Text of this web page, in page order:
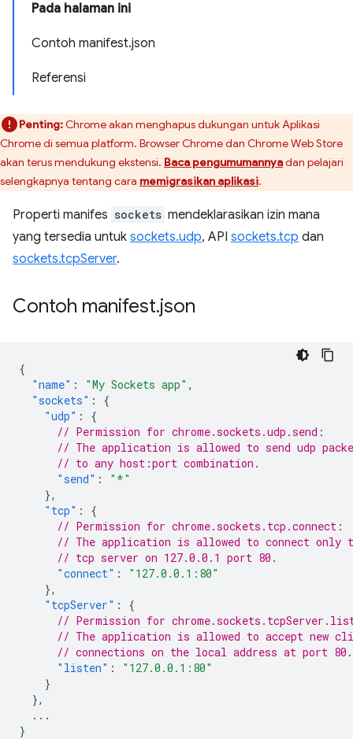
Pada halaman ini
Contoh manifest.json
Referensi
Penting:Chrome akan menghapus dukungan untuk Aplikasi
Chrome di semua platform. Browser Chrome dan Chrome Web Store
akan terus mendukung ekstensi. Baca pengumumannyadan pelajari
selengkapnya tentang cara memigrasikan aplikasi.
Properti manifes sockets mendeklarasikan izin mana
yang tersedia untuk sockets.udp, API sockets.tcp dan
sockets.tcpServer.
Contoh manifest.json
{
"name" : "My Sockets app" ,
"sockets" :
{
"udp" :
{
// Permission for chrome.sockets.udp.send:
// The application is allowed to send udp
// to any host:port combination.
"send" :
"*"
},
"tcp" :
{
// Permission for chrome.sockets.tcp.connect:
// The application is allowed to connect only
// tcp server on 127.0.0.1 port 80.
"connect" :
"127.0.0.1:80"
},
"tcpServer" :
{
// Permission for
// The application is allowed to accept new
// connections on the local address at port 80.
"listen" :
"127.0.0.1:80"
}
},
...
}